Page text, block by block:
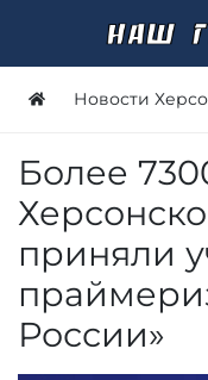
Новости
Более
приняли
России»